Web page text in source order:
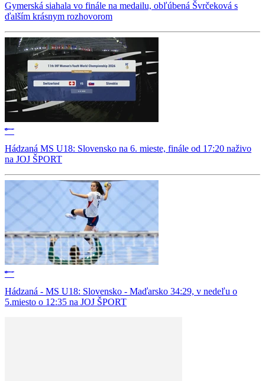
Gymerská siahala vo finále na medailu, obľúbená Švrčeková s
ďalším krásnym rozhovorom
Hádzaná MS U18: Slovensko na 6. mieste, finále od 17:20 naživo
na JOJ ŠPORT
Hádzaná - MS U18: Slovensko - Maďarsko 34:29, v nedeľu o
5.miesto o 12:35 na JOJ ŠPORT